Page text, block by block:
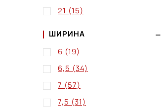
21 (15)
ШИРИНА
6 (19)
6,5 (34)
7 (57)
7,5 (31)